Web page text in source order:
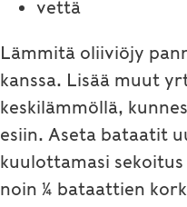
vettä
Lämmitä oliiviöjy
kanssa. Lisää muut
keskilämmöllä,
esiin. Aseta bataatit
kuulottamasi
noin ¼ bataattien